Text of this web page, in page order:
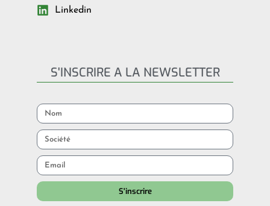
Linkedin
S'INSCRIRE A LA NEWSLETTER
S'inscrire